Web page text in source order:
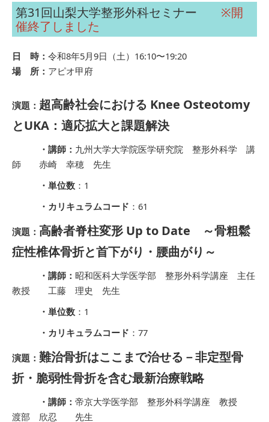
第31回山梨大学整形外科セミナー ※開
催終了しました
日 時： 令和8年5月9日（土）16:10〜19:20
場 所： アピオ甲府
演題： 超高齢社会における Knee Osteotomy
とUKA：適応拡大と課題解決
・講師： 九州大学大学院医学研究院 整形外科学 講
師 赤崎 幸穂 先生
・単位数 ：1
・カリキュラムコード ：61
演題： 高齢者脊柱変形 Up to Date ～骨粗鬆
症性椎体骨折と首下がり・腰曲がり～
・講師： 昭和医科大学医学部 整形外科学講座 主任
教授 工藤 理史 先生
・単位数 ：1
・カリキュラムコード ：77
演題： 難治骨折はここまで治せる－非定型骨
折・脆弱性骨折を含む最新治療戦略
・講師： 帝京大学医学部 整形外科学講座 教授
渡部 欣忍 先生